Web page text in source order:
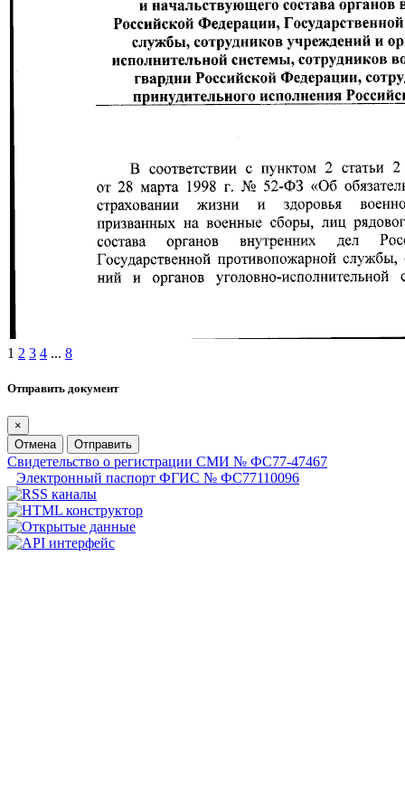
1 2 3 4 ... 8
Отправить документ
×
Отмена
Отправить
Свидетельство о регистрации СМИ № ФС77-47467
Электронный паспорт ФГИС № ФС77110096